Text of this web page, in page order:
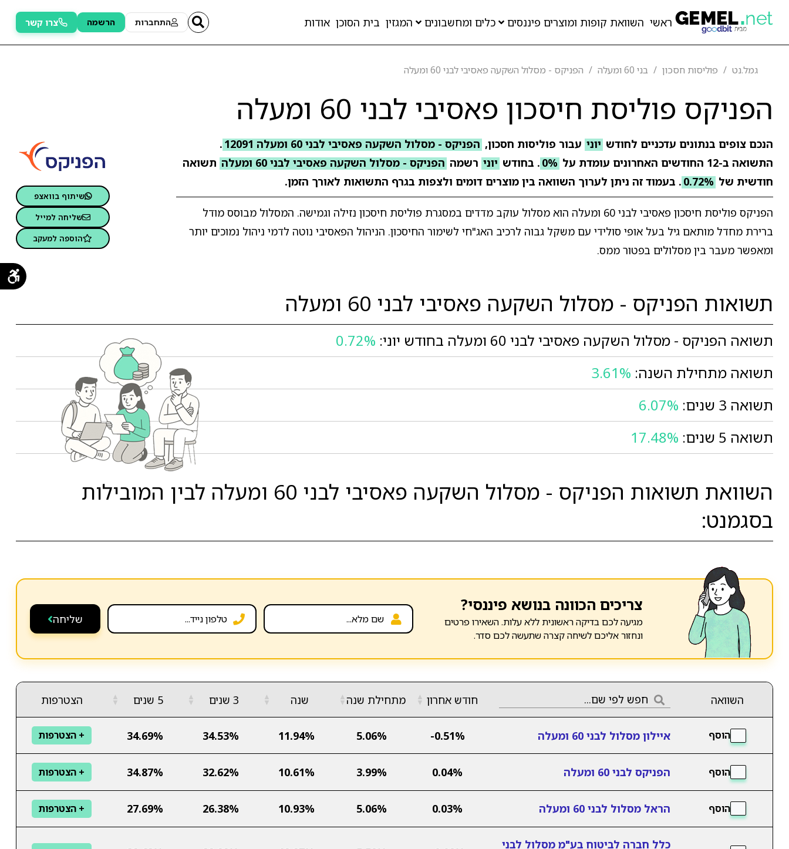
ראשי השוואת קופות ומוצרים פיננסים כלים ומחשבונים המגזין בית הסוכן אודות התחברות הרשמה צרו קשר
גמל.נט פוליסות חסכון בני 60 ומעלה הפניקס - מסלול השקעה פאסיבי לבני 60 ומעלה
הפניקס פוליסת חיסכון פאסיבי לבני 60 ומעלה
הנכם צופים בנתונים עדכניים לחודש יוני עבור פוליסות חסכון, הפניקס - מסלול השקעה פאסיבי לבני 60 ומעלה 12091
.
התשואה ב-12 החודשים האחרונים עומדת על
0% . בחודש יוני רשמה הפניקס - מסלול השקעה פאסיבי לבני 60 ומעלה
תשואה
חודשית של 0.72% . בעמוד זה ניתן לערוך השוואה בין מוצרים דומים ולצפות בגרף התשואות לאורך הזמן.
הפניקס פוליסת חיסכון פאסיבי לבני 60 ומעלה הוא מסלול עוקב מדדים במסגרת פוליסת חיסכון נזילה וגמישה. המסלול מבוסס מודל
ברירת מחדל מותאם גיל בעל אופי סולידי עם משקל גבוה לרכיב האג"חי לשימור החיסכון. הניהול הפאסיבי נוטה לדמי ניהול נמוכים יותר
ומאפשר מעבר בין מסלולים בפטור ממס.
שיתוף בוואצפ
שליחה למייל
הוספה למעקב
תשואות הפניקס - מסלול השקעה פאסיבי לבני 60 ומעלה
תשואה הפניקס - מסלול השקעה פאסיבי לבני 60 ומעלה בחודש יוני:
0.72%
תשואה מתחילת השנה: 3.61%
תשואה 3 שנים:
6.07%
תשואה 5 שנים:
17.48%
השוואת תשואות הפניקס - מסלול השקעה פאסיבי לבני 60 ומעלה לבין המובילות
בסגמנט:
צריכים הכוונה בנושא פיננסי?
מגיעה לכם בדיקה ראשונית ללא עלות. השאירו פרטים
ונחזור אליכם לשיחה קצרה שתעשה לכם סדר.
שליחה
השוואה חודש אחרון ▲
▼ מתחילת שנה▲
▼ שנה ▲
▼ 3 שנים ▲
▼ 5 שנים ▲
▼ הצטרפות
הוסף איילון מסלול לבני 60 ומעלה -0.51%
5.06%
11.94%
34.53%
34.69% + הצטרפות
הוסף הפניקס לבני 60 ומעלה 0.04%
3.99%
10.61%
32.62%
34.87% + הצטרפות
הוסף הראל מסלול לבני 60 ומעלה 0.03%
5.06%
10.93%
26.38%
27.69% + הצטרפות
כלל חברה לביטוח בע"מ מסלול לבני